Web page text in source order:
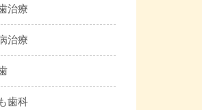
治療
治療
歯科